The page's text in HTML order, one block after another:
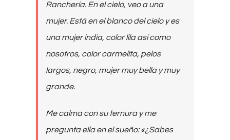
Ranchería. En el cielo, veo a una
mujer. Está en el blanco del cielo y es
una mujer india, color lila así como
nosotros, color carmelita, pelos
largos, negro, mujer muy bella y muy
grande.
Me calma con su ternura y me
pregunta ella en el sueño: «¿Sabes